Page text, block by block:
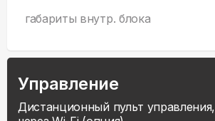
габариты внутр. блока
Управление
Дистанционный пульт управления,